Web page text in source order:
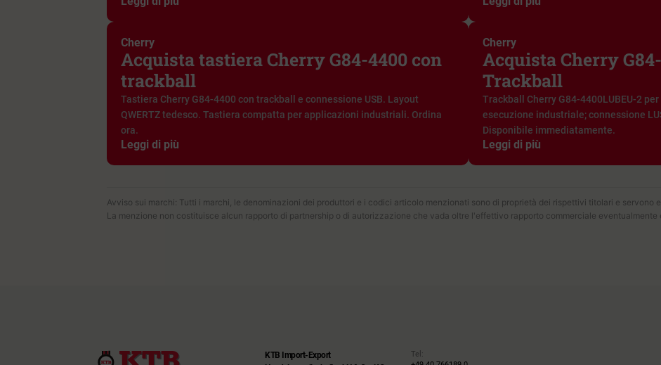
Cherry
Acquista tastiera Cherry G84-4400 con
trackball
Tastiera Cherry G84-4400 con trackball e connessione USB. Layout
QWERTZ tedesco. Tastiera compatta per applicazioni industriali. Ordina
ora.
Leggi di più
Cherry
Acquista Cherry
Trackball
Trackball Cherry G84-4400LUBEU-2
esecuzione industriale; connessione
Disponibile immediatamente.
Leggi di più
Avviso sui marchi: Tutti i marchi, le denominazioni dei produttori e i codici articolo menzionati sono di proprietà dei rispettivi titolari e servono
La menzione non costituisce alcun rapporto di partnership o di autorizzazione che vada oltre l'effettivo rapporto commerciale eventualmente
KTB Import-Export
Tel: